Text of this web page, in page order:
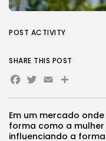
Em um mercado
forma como a
influenciando a
POST ACTIVITY
SHARE THIS POST
Facebook
Twitter
EmailShare